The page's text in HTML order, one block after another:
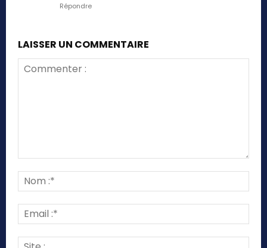
Répondre
LAISSER UN COMMENTAIRE
:*
:*